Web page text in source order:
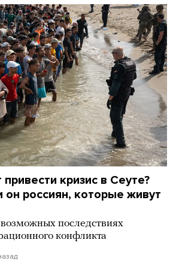
кризис в Сеуте?
он россиян, которые живут
последствиях
конфликта